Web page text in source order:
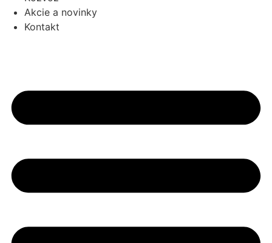
Akcie a novinky
Kontakt